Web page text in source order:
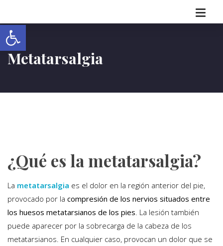
Abrir barra de herramientas
Metatarsalgia
¿Qué es la metatarsalgia?
La metatarsalgia es el dolor en la región anterior del pie,
provocado por la compresión de los nervios situados entre
los huesos metatarsianos de los pies. La lesión también
puede aparecer por la sobrecarga de la cabeza de los
metatarsianos. En cualquier caso, provocan un dolor que se